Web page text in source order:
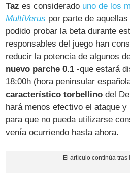
Taz es considerado uno de los
MultiVerus por parte de
podido probar la beta durante
responsables del juego han
reducir la potencia de algunos
nuevo parche 0.1 -que estará
18:00h (hora peninsular
característico torbellino del
hará menos efectivo el ataque
para que no pueda utilizarse
venía ocurriendo hasta ahora.